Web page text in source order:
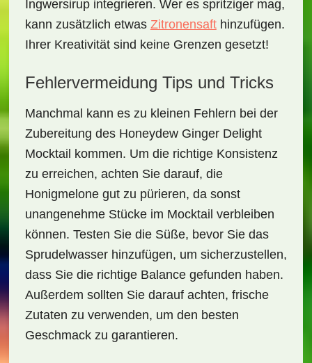
Ingwersirup integrieren. Wer es spritziger mag,
kann zusätzlich etwas Zitronensafthinzufügen.
Ihrer Kreativität sind keine Grenzen gesetzt!
Fehlervermeidung Tips und Tricks
Manchmal kann es zu kleinen Fehlern bei der
Zubereitung des Honeydew Ginger Delight
Mocktail kommen. Um die richtige Konsistenz
zu erreichen, achten Sie darauf, die
Honigmelone gut zu pürieren, da sonst
unangenehme Stücke im Mocktail verbleiben
können. Testen Sie die Süße, bevor Sie das
Sprudelwasser hinzufügen, um sicherzustellen,
dass Sie die richtige Balance gefunden haben.
Außerdem sollten Sie darauf achten, frische
Zutaten zu verwenden, um den besten
Geschmack zu garantieren.